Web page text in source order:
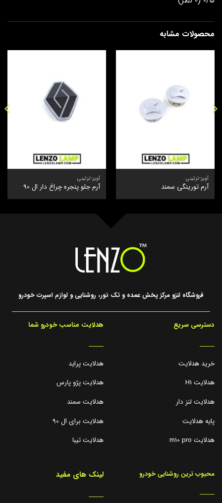
محصولات مشابه
آویز-تزئینی
آرم تورینگی سمند
آویز-تزئینی
آرم جلو پنجره چراغ دار ال 90
فروشگاه لنزو مرکز پخش عمده و تک نور، روشنایی و لوازم اسپرت خودرو
دسترسی سریع
_____
خرید هدلایت
هدلایت H1
هدلایت لنز دار
پایه هدلایت
هدلایت m10 pro
هدلایت مناسب خودرو شما
_____
هدلایت پراید
هدلایت پژو پارس
هدلایت سمند
هدلایت برای ال 90
هدلایت تیبا
محبوب ترین روشنایی خودرو
_____
لینک های مفید
_____